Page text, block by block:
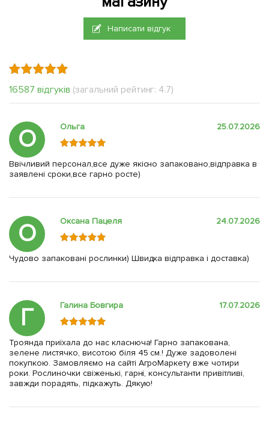
Написати відгук
16587 відгуків (загальний рейтинг: 4.7)
О Ольга 25.07.2026
Ввічливий персонал,все дуже якісно запаковано,відправка в
заявлені сроки,все гарно росте)
О Оксана Пацеля 24.07.2026
Чудово запаковані рослинки) Швидка відправка і доставка)
Г Галина Бовгира 17.07.2026
Троянда приїхала до нас класнюча! Гарно запакована,
зелене листячко, висотою біля 45 см.! Дуже задоволені
покупкою. Замовляємо на сайті АгроМаркету вже чотири
роки. Рослиночки свіженькі, гарні, консультанти привітливі,
завжди порадять, підкажуть. Дякую!